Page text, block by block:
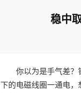
稳中
你以为是手气差？
下的电磁线圈一通电，